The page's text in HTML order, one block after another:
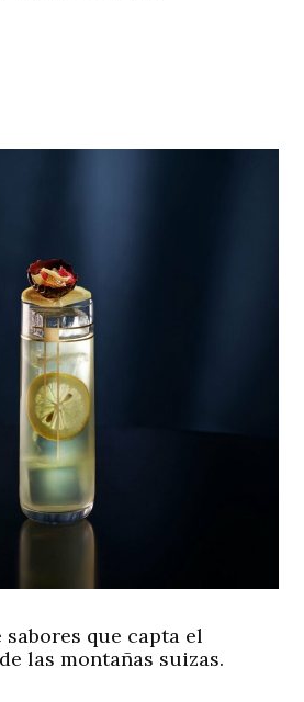
que capta el
las montañas suizas.